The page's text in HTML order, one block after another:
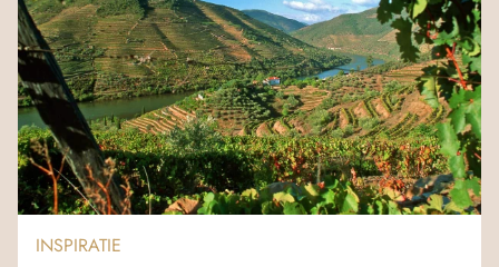
INSPIRATIE